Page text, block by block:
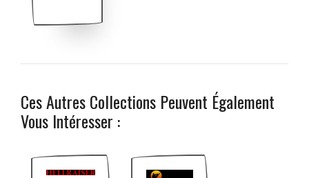
Ces Autres Collections Peuvent Également
Vous Intéresser :